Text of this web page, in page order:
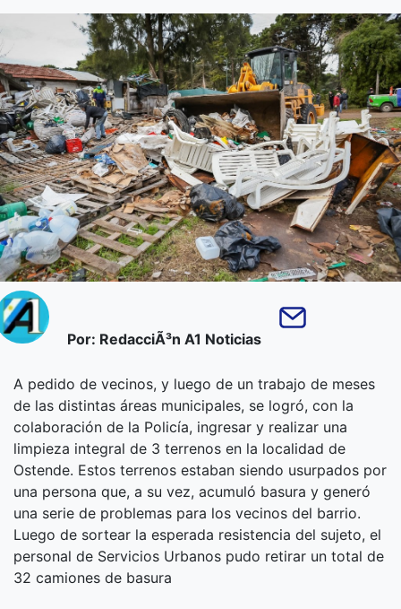
Por: RedacciÃ³n A1 Noticias
A pedido de vecinos, y luego de un trabajo de meses
de las distintas áreas municipales, se logró, con la
colaboración de la Policía, ingresar y realizar una
limpieza integral de 3 terrenos en la localidad de
Ostende. Estos terrenos estaban siendo usurpados por
una persona que, a su vez, acumuló basura y generó
una serie de problemas para los vecinos del barrio.
Luego de sortear la esperada resistencia del sujeto, el
personal de Servicios Urbanos pudo retirar un total de
32 camiones de basura